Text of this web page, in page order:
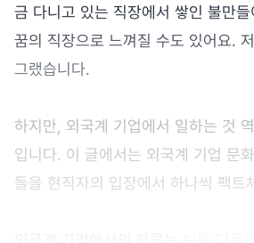
금 다니고 있는 직장에서 쌓인 불만
꿈의 직장으로 느껴질 수도 있어요.
그랬습니다.
하지만, 외국계 기업에서 일하는 것
입니다. 이 글에서는 외국계 기업 문
들을 현직자의 입장에서 하나씩 팩트